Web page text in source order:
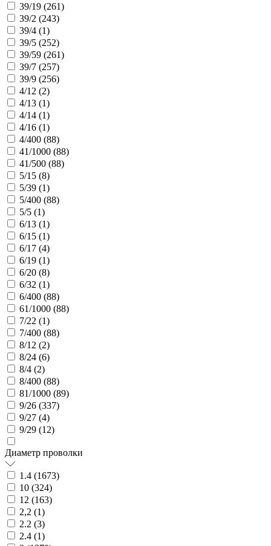
39/19 (261)
39/2 (243)
39/4 (1)
39/5 (252)
39/59 (261)
39/7 (257)
39/9 (256)
4/12 (2)
4/13 (1)
4/14 (1)
4/16 (1)
4/400 (88)
41/1000 (88)
41/500 (88)
5/15 (8)
5/39 (1)
5/400 (88)
5/5 (1)
6/13 (1)
6/15 (1)
6/17 (4)
6/19 (1)
6/20 (8)
6/32 (1)
6/400 (88)
61/1000 (88)
7/22 (1)
7/400 (88)
8/12 (2)
8/24 (6)
8/4 (2)
8/400 (88)
81/1000 (89)
9/26 (337)
9/27 (4)
9/29 (12)
Диаметр проволки
1.4 (1673)
10 (324)
12 (163)
2,2 (1)
2.2 (3)
2.4 (1)